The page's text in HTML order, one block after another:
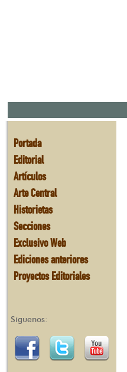
Portada
Editorial
Artículos
Arte Central
Historietas
Secciones
Exclusivo Web
Ediciones anteriores
Proyectos Editoriales
Síguenos: